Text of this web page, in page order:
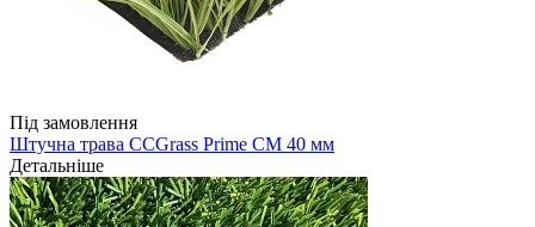
Під замовлення
Штучна трава CCGrass Prime CM 40 мм
Детальніше